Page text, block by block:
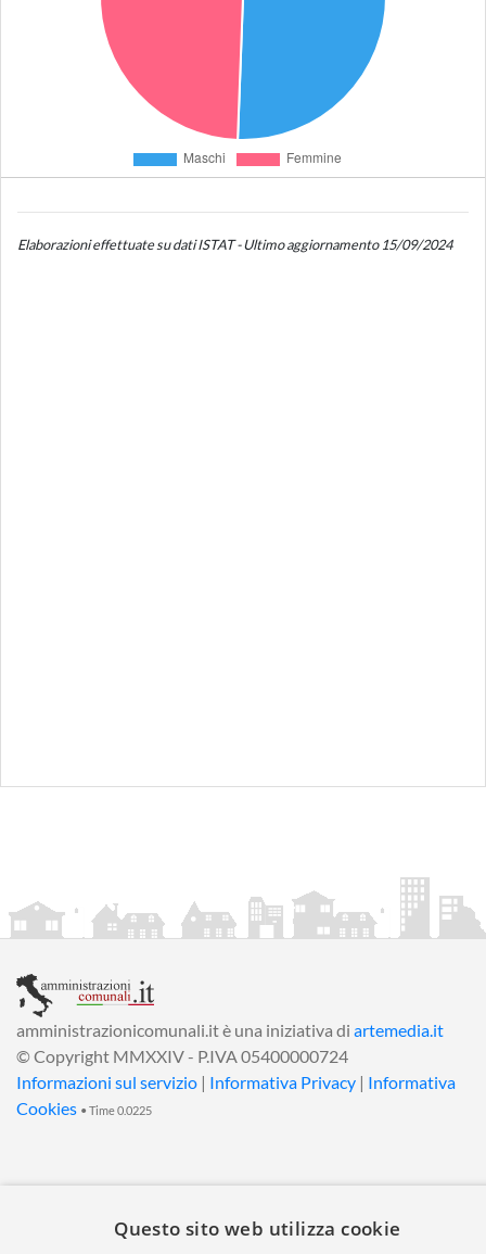
Elaborazioni effettuate su dati ISTAT - Ultimo aggiornamento 15/09/2024
amministrazionicomunali.it è una iniziativa di artemedia.it
© Copyright MMXXIV - P.IVA 05400000724
Informazioni sul servizio | Informativa Privacy | Informativa
Cookies • Time 0.0225
Questo sito web utilizza cookie